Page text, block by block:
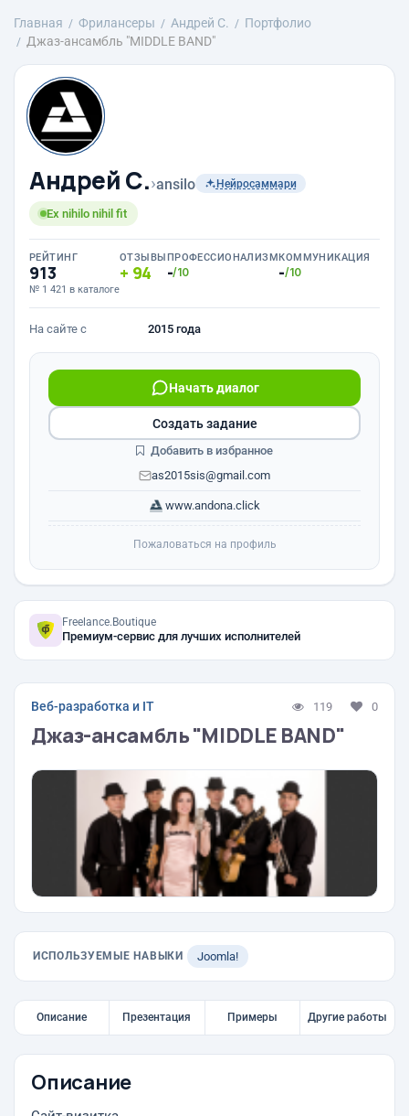
Главная Фрилансеры Андрей С.
Портфолио
Джаз-ансамбль "MIDDLE BAND"
Андрей С.›ansilo Нейросаммари
Ex nihilo nihil fit
РЕЙТИНГ
913
№ 1 421 в каталоге
ОТЗЫВЫ
94
ПРОФЕССИОНАЛИЗМ
-/10
КОММУНИКАЦИЯ
-/10
На сайте с 2015 года
Начать диалог
as2015sis@gmail.com
www.andona.click
Создать задание
Добавить в избранное
Пожаловаться на профиль
Freelance.Boutique
Премиум-сервис для лучших исполнителей
Веб-разработка и IT 119 0
Джаз-ансамбль "MIDDLE BAND"
ИСПОЛЬЗУЕМЫЕ НАВЫКИ Joomla!
Описание Презентация Примеры Другие работы
Описание